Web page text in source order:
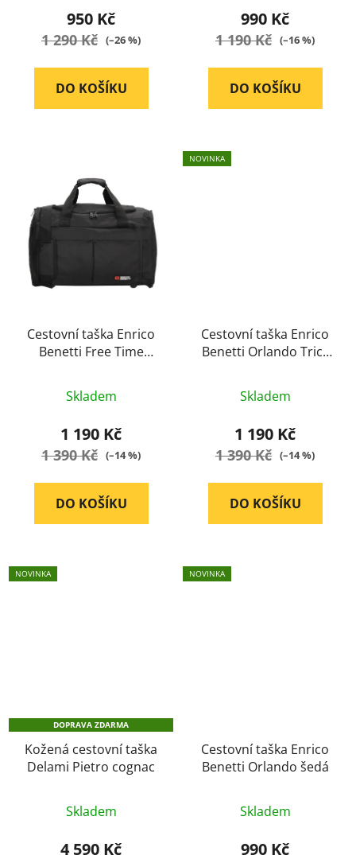
produktu
je
5
950 Kč
1 290 Kč (–26 %)
DO KOŠÍKU
produktu
je
5
990 Kč
1 190 Kč (–16 %)
DO KOŠÍKU
Cestovní taška Enrico
Benetti Free Time
hodnocení
produktu
je
5
Skladem
1 190 Kč
1 390 Kč (–14 %)
DO KOŠÍKU
NOVINKA
Cestovní taška Enrico
Benetti Orlando Trick
hodnocení
produktu
je
5
Skladem
1 190 Kč
1 390 Kč (–14 %)
DO KOŠÍKU
NOVINKA
DOPRAVA ZDARMA
Kožená cestovní taška
Delami Pietro cognac
hodnocení
produktu
Skladem
4 590 Kč
NOVINKA
Cestovní taška Enrico
Benetti Orlando šedá
Skladem
990 Kč